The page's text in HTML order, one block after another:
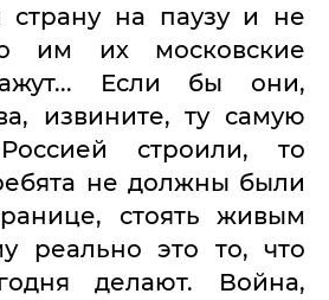
страну на паузу и не
им их московские
Если бы они,
извините, ту самую
строили, то
не должны были
стоять живым
реально это то, что
делают. Война,